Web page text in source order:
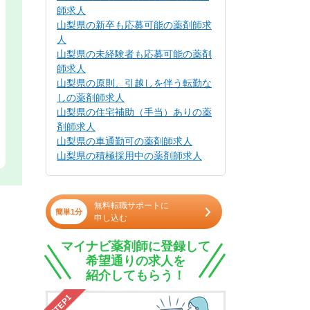
師求人
山梨県の新卒も応募可能の薬剤師求
人
山梨県の未経験者も応募可能の薬剤
師求人
山梨県の原則、引越しを伴う転勤な
しの薬剤師求人
山梨県の住宅補助（手当）ありの薬
剤師求人
山梨県の車通勤可の薬剤師求人
山梨県の積極採用中の薬剤師求人
簡単1分
無料転職サポートに
申し込む
マイナビ薬剤師に登録して
希望通りの求人を
紹介してもらう！